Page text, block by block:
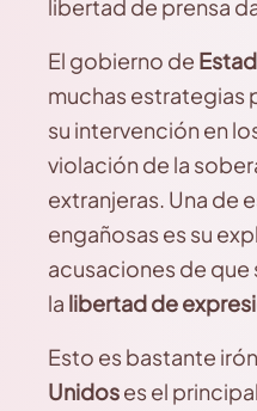
libertad de prensa
El gobierno de
muchas estrategias
su intervención en
violación de la
extranjeras. Una de
engañosas es su
acusaciones de que
la libertad de
Esto es bastante
Unidoses el